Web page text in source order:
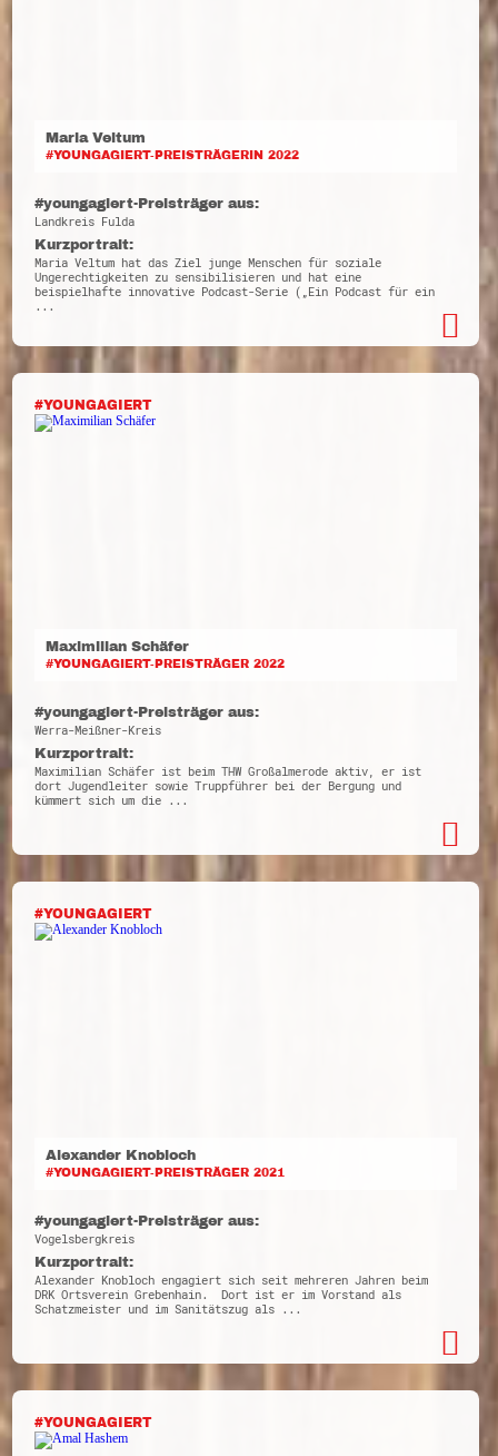
Maria Veltum
#YOUNGAGIERT-PREISTRÄGERIN 2022
#youngagiert-Preisträger aus:
Landkreis Fulda
Kurzportrait:
Maria Veltum hat das Ziel junge Menschen für soziale
Ungerechtigkeiten zu sensibilisieren und hat eine
beispielhafte innovative Podcast-Serie („Ein Podcast für ein
...
#YOUNGAGIERT
Maximilian Schäfer
#YOUNGAGIERT-PREISTRÄGER 2022
#youngagiert-Preisträger aus:
Werra-Meißner-Kreis
Kurzportrait:
Maximilian Schäfer ist beim THW Großalmerode aktiv, er ist
dort Jugendleiter sowie Truppführer bei der Bergung und
kümmert sich um die ...
#YOUNGAGIERT
Alexander Knobloch
#YOUNGAGIERT-PREISTRÄGER 2021
#youngagiert-Preisträger aus:
Vogelsbergkreis
Kurzportrait:
Alexander Knobloch engagiert sich seit mehreren Jahren beim
DRK Ortsverein Grebenhain. Dort ist er im Vorstand als
Schatzmeister und im Sanitätszug als ...
#YOUNGAGIERT